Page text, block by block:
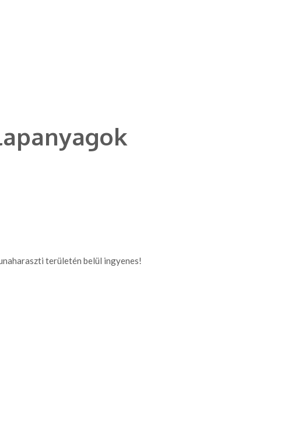
területén belül ingyenes!